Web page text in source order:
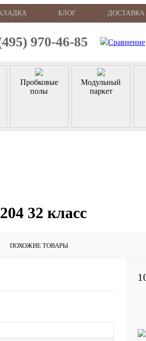
БЛОГ ДОСТАВКА
970-46-85
Пробковые
полы
Модульный
паркет
32 класс
ПОХОЖИЕ ТОВАРЫ